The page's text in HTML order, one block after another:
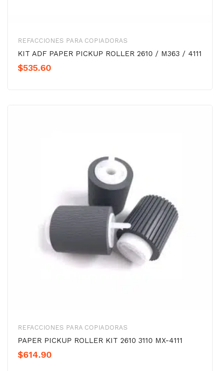
REFACCIONES PARA COPIADORAS
KIT ADF PAPER PICKUP ROLLER 2610 / M363 / 4111
$535.60
REFACCIONES PARA COPIADORAS
PAPER PICKUP ROLLER KIT 2610 3110 MX-4111
$614.90